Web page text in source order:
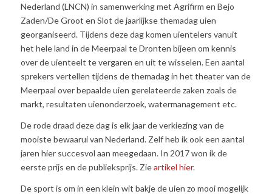
Nederland (LNCN) in samenwerking met Agrifirm en Bejo
Zaden/De Groot en Slot de jaarlijkse themadag uien
georganiseerd. Tijdens deze dag komen uientelers vanuit
het hele land in de Meerpaal te Dronten bijeen om kennis
over de uienteelt te vergaren en uit te wisselen. Een aantal
sprekers vertellen tijdens de themadag in het theater van de
Meerpaal over bepaalde uien gerelateerde zaken zoals de
markt, resultaten uienonderzoek, watermanagement etc.
De rode draad deze dag is elk jaar de verkiezing van de
mooiste bewaarui van Nederland. Zelf heb ik ook een aantal
jaren hier succesvol aan meegedaan. In 2017 won ik de
eerste prijs en de publieksprijs. Zieartikel hier.
De sport is om in een klein wit bakje de uien zo mooi mogelijk